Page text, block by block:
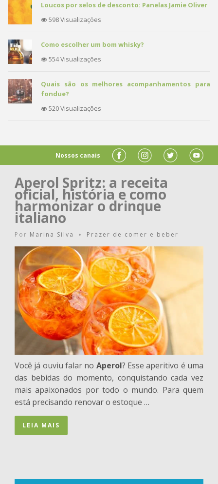
Loucos por selos de desconto: Panelas Jamie Oliver
598 Visualizações
Como escolher um bom whisky?
554 Visualizações
Quais são os melhores acompanhamentos para
fondue?
520 Visualizações
Nossos canais
Aperol Spritz: a receita
oficial, história e como
harmonizar o drinque
italiano
Por Marina Silva • Prazer de comer e beber
Você já ouviu falar no Aperol? Esse aperitivo é uma
das bebidas do momento, conquistando cada vez
mais apaixonados por todo o mundo. Para quem
está precisando renovar o estoque …
LEIA MAIS